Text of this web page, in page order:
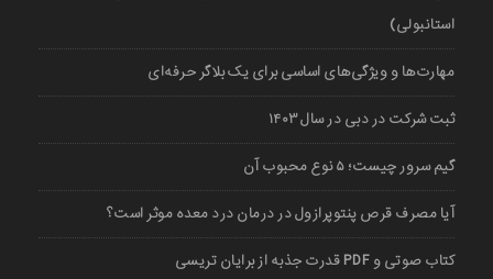
استانبولی)
مهارت‌ها و ویژگی‌های اساسی برای یک بلاگر حرفه‌ای
ثبت شرکت در دبی در سال ۱۴۰۳
گیم سرور چیست؛ ۵ نوع محبوب آن
آیا مصرف قرص پنتوپرازول در درمان درد معده موثر است؟
کتاب صوتی و PDF قدرت جذبه از برایان تریسی